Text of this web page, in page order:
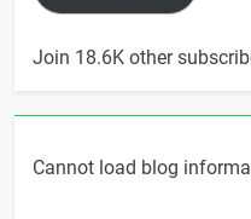
Join 18.6K other
Cannot load blog